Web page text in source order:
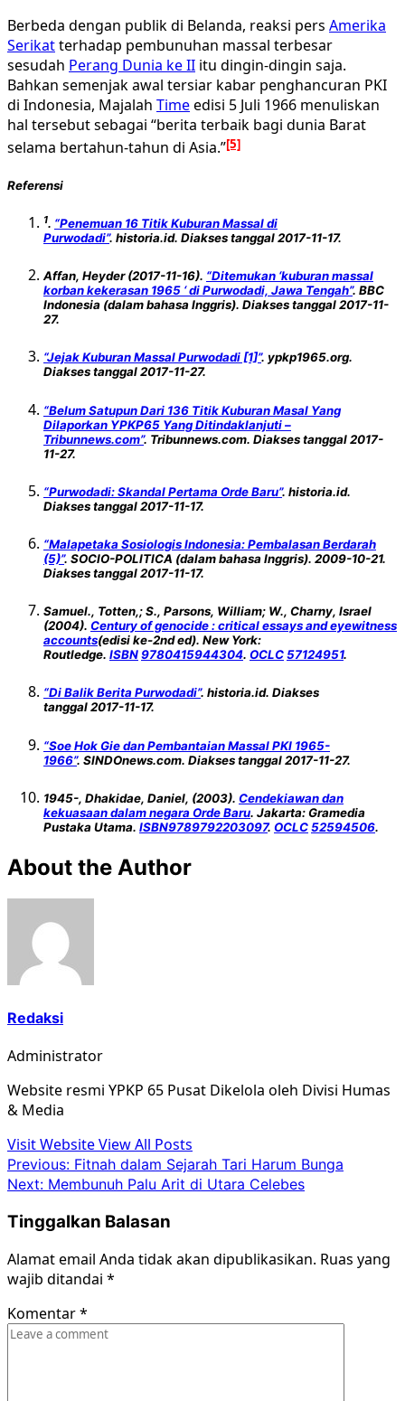
Berbeda dengan publik di Belanda, reaksi pers Amerika
Serikatterhadap pembunuhan massal terbesar
sesudah Perang Dunia ke II itu dingin-dingin saja.
Bahkan semenjak awal tersiar kabar penghancuran PKI
di Indonesia, Majalah Timeedisi 5 Juli 1966 menuliskan
hal tersebut sebagai “berita terbaik bagi dunia Barat
selama bertahun-tahun di Asia.”[5]
Referensi
1. “Penemuan 16 Titik Kuburan Massal di
Purwodadi”. historia.id. Diakses tanggal 2017-11-17.
Affan, Heyder (2017-11-16). “Ditemukan ‘kuburan massal
korban kekerasan 1965 ‘ di Purwodadi, Jawa Tengah”. BBC
Indonesia (dalam bahasa Inggris). Diakses tanggal 2017-11-
27.
“Jejak Kuburan Massal Purwodadi [1]”. ypkp1965.org.
Diakses tanggal 2017-11-27.
“Belum Satupun Dari 136 Titik Kuburan Masal Yang
Dilaporkan YPKP65 Yang Ditindaklanjuti –
Tribunnews.com”. Tribunnews.com. Diakses tanggal 2017-
11-27.
“Purwodadi: Skandal Pertama Orde Baru”. historia.id.
Diakses tanggal 2017-11-17.
“Malapetaka Sosiologis Indonesia: Pembalasan Berdarah
(5)”. SOCIO-POLITICA (dalam bahasa Inggris). 2009-10-21.
Diakses tanggal 2017-11-17.
Samuel., Totten,; S., Parsons, William; W., Charny, Israel
(2004). Century of genocide : critical essays and eyewitness
accounts(edisi ke-2nd ed). New York:
Routledge. ISBN9780415944304. OCLC57124951.
“Di Balik Berita Purwodadi”. historia.id. Diakses
tanggal 2017-11-17.
“Soe Hok Gie dan Pembantaian Massal PKI 1965-
1966”. SINDOnews.com. Diakses tanggal 2017-11-27.
1945-, Dhakidae, Daniel, (2003). Cendekiawan dan
kekuasaan dalam negara Orde Baru. Jakarta: Gramedia
Pustaka Utama. ISBN9789792203097. OCLC52594506.
About the Author
Redaksi
Administrator
Website resmi YPKP 65 Pusat Dikelola oleh Divisi Humas
& Media
Visit WebsiteView All Posts
Post
navigation
Previous: Fitnah dalam Sejarah Tari Harum Bunga
Next: Membunuh Palu Arit di Utara Celebes
Tinggalkan Balasan
Alamat email Anda tidak akan dipublikasikan. Ruas yang
wajib ditandai *
Komentar*